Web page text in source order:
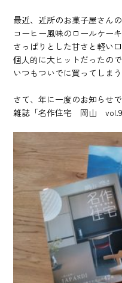
最近、近所のお菓子屋さん
コーヒー風味のロールケー
さっぱりとした甘さと軽い口
個人的に大ヒットだったの
いつもついでに買ってしま
さて、年に一度のお知らせで
雑誌「名作住宅 岡山 vol.9